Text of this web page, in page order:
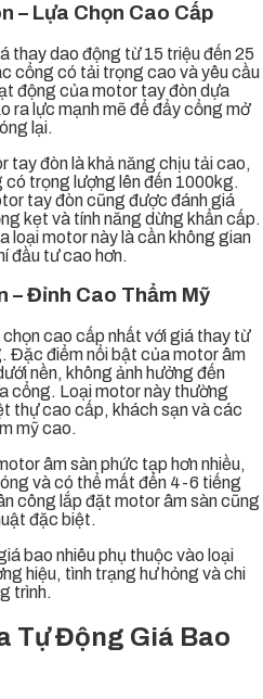
– Lựa Chọn Cao Cấp
thay dao động từ 15 triệu đến 25
cổng có tải trọng cao và yêu cầu
động của motor tay đòn dựa
ra lực mạnh mẽ để đẩy cổng mở
lại.
tay đòn là khả năng chịu tải cao,
trọng lượng lên đến 1000kg.
tay đòn cũng được đánh giá
kẹt và tính năng dừng khẩn cấp.
loại motor này là cần không gian
đầu tư cao hơn.
– Đỉnh Cao Thẩm Mỹ
cao cấp nhất với giá thay từ
Đặc điểm nổi bật của motor âm
nền, không ảnh hưởng đến
cổng. Loại motor này thường
thự cao cấp, khách sạn và các
mỹ cao.
âm sàn phức tạp hơn nhiều,
và có thể mất đến 4-6 tiếng
công lắp đặt motor âm sàn cũng
đặc biệt.
bao nhiêu phụ thuộc vào loại
hiệu, tình trạng hư hỏng và chi
trình.
Tự Động Giá Bao